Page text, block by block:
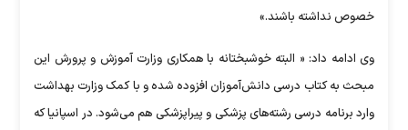
خصوص نداشته باشند.»
وی ادامه داد: « البته خوشبختانه با همکاری وزارت آموزش و پرورش این
مبحث به کتاب درسی دانش‌آموزان افزوده شده و با کمک وزارت بهداشت
وارد برنامه درسی رشته‌های پزشکی و پیراپزشکی هم می‌شود. در اسپانیا که